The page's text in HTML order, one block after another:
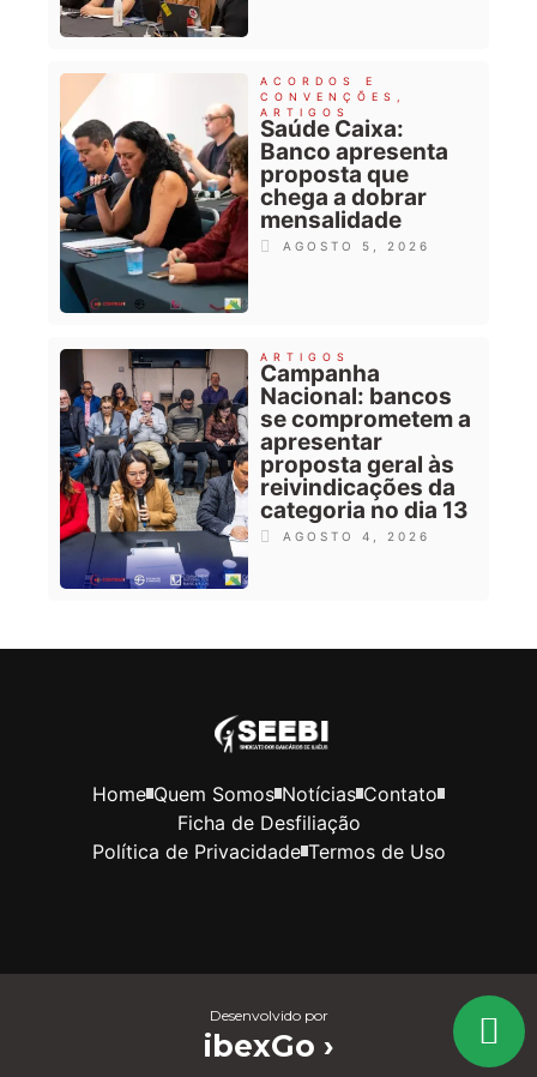
ACORDOS E
CONVENÇÕES ,
ARTIGOS
Saúde Caixa:
Banco apresenta
proposta que
chega a dobrar
mensalidade
AGOSTO 5, 2026
ARTIGOS
Campanha
Nacional: bancos
se comprometem a
apresentar
proposta geral às
reivindicações da
categoria no dia 13
AGOSTO 4, 2026
Home Quem Somos Notícias Contato
Ficha de Desfiliação
Política de Privacidade Termos de Uso
Desenvolvido por
ibexGo ›